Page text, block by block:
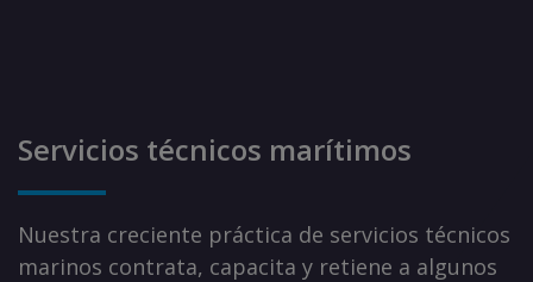
Servicios técnicos marítimos
Nuestra creciente práctica de servicios técnicos
marinos contrata, capacita y retiene a algunos